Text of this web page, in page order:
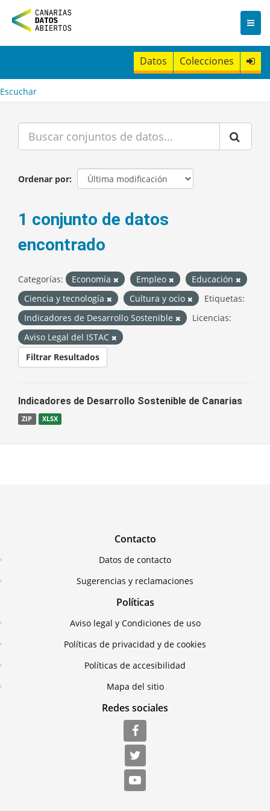
n
t
Datos Colecciones
Escuchar
Ordenar por
1 conjunto de datos
encontrado
Categorías: Economía Empleo
Educación
Ciencia y tecnología
Cultura y ocio
Etiquetas:
Indicadores de Desarrollo Sostenible
Licencias:
Aviso Legal del ISTAC
Filtrar Resultados
Indicadores de Desarrollo Sostenible de Canarias
ZIP XLSX
Contacto
Datos de contacto
Sugerencias y reclamaciones
Políticas
Aviso legal y Condiciones de uso
Políticas de privacidad y de cookies
Políticas de accesibilidad
Mapa del sitio
Redes sociales